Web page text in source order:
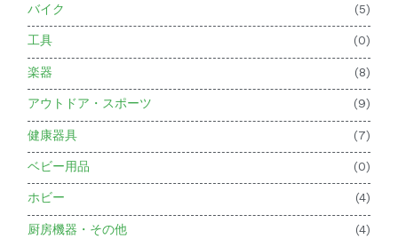
バイク (5)
工具 (0)
楽器 (8)
アウトドア・スポーツ (9)
健康器具 (7)
ベビー用品 (0)
ホビー (4)
厨房機器・その他 (4)